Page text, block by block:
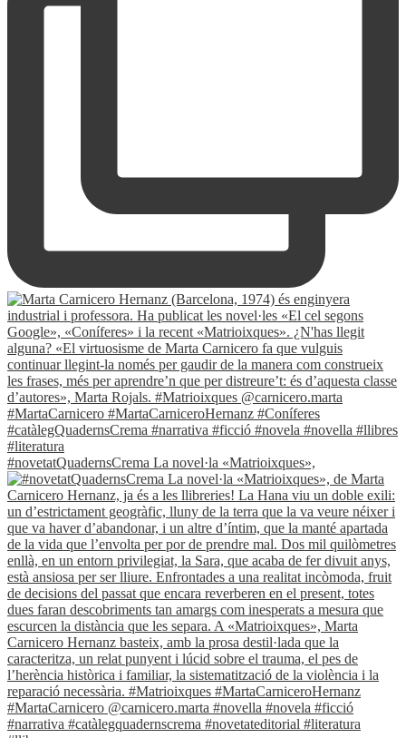
#novetatQuadernsCrema La novel·la «Matrioixques»,